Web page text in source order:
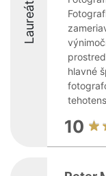
Laureáti
hlavné
10